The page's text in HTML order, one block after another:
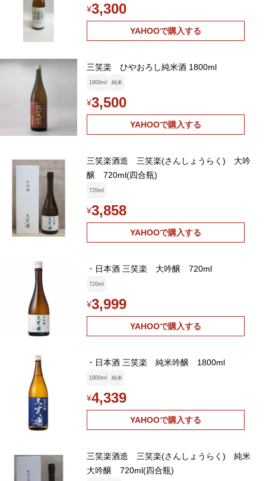
¥3,300
YAHOOで購入する
三笑楽 ひやおろし純米酒 1800ml
1800ml 純米
¥3,500
YAHOOで購入する
三笑楽酒造 三笑楽(さんしょうらく) 大吟
醸 720ml(四合瓶)
720ml
¥3,858
YAHOOで購入する
・日本酒 三笑楽 大吟醸 720ml
720ml
¥3,999
YAHOOで購入する
・日本酒 三笑楽 純米吟醸 1800ml
1800ml 純米
¥4,339
YAHOOで購入する
三笑楽酒造 三笑楽(さんしょうらく) 純米
大吟醸 720ml(四合瓶)